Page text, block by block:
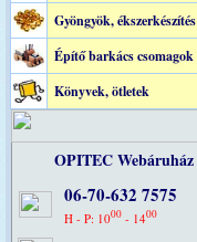
Gyöngyök, ékszerkészítés
Építő barkács csomagok
Könyvek, ötletek
OPITEC Webáruház
06-70-632 7575
H - P: 1000- 1400